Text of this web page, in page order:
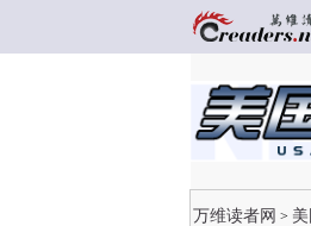
万维读者网 >